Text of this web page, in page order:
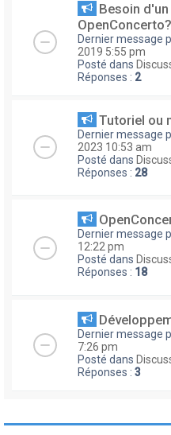
Besoin
OpenConcerto?
Dernier message
2019 5:55 pm
Posté dans
Réponses : 2
Tutoriel ou
Dernier message
2023 10:53 am
Posté dans
Réponses : 28
Dernier message
12:22 pm
Posté dans
Réponses : 18
Dernier message
7:26 pm
Posté dans
Réponses : 3